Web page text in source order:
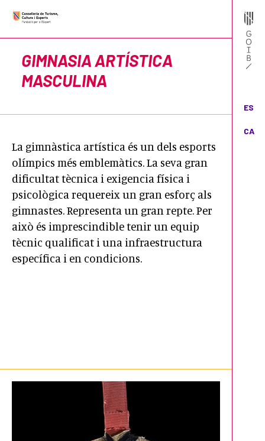
ES
CA
GIMNASIA ARTÍSTICA
MASCULINA
La gimnàstica artística és un dels esports
olímpics més emblemàtics. La seva gran
dificultat tècnica i exigencia física i
psicològica requereix un gran esforç als
gimnastes. Representa un gran repte. Per
això és imprescindible tenir un equip
tècnic qualificat i una infraestructura
específica i en condicions.